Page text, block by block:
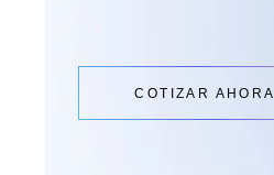
COTIZAR AHORA